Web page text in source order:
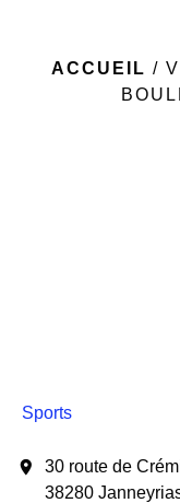
ACCUEIL /
Sports
location_on
30 route de
38280